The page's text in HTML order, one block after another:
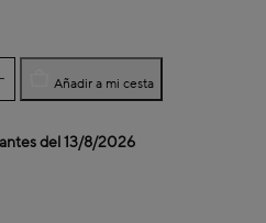
Añadir a mi cesta
del13/8/2026